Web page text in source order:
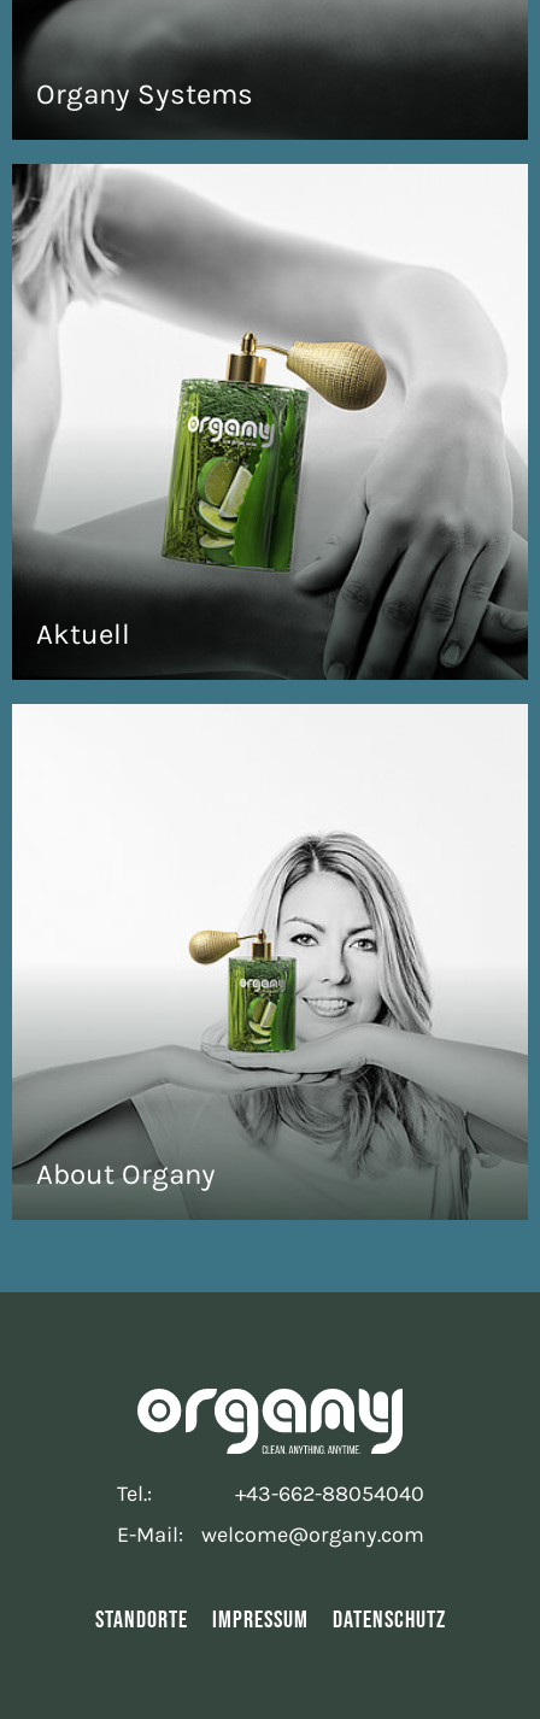
Organy Systems
Aktuell
About Organy
Tel.:
+43-662-88054040
E-Mail:
welcome@organy.com
STANDORTE IMPRESSUM DATENSCHUTZ